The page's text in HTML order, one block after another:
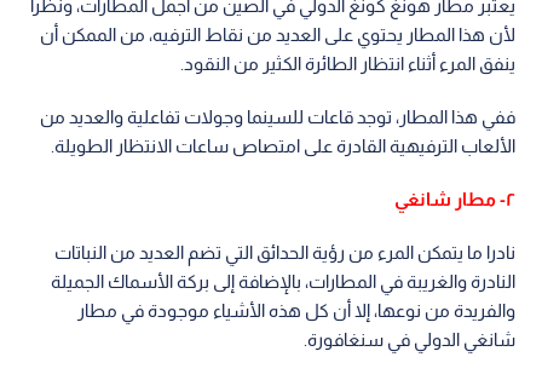
يعتبر مطار هونغ كونغ الدولي في الصين من أجمل المطارات، ونظرا
لأن هذا المطار يحتوي على العديد من نقاط الترفيه، من الممكن أن
ينفق المرء أثناء انتظار الطائرة الكثير من النقود.
ففي هذا المطار، توجد قاعات للسينما وجولات تفاعلية والعديد من
الألعاب الترفيهية القادرة على امتصاص ساعات الانتظار الطويلة.
٢- مطار شانغي
نادرا ما يتمكن المرء من رؤية الحدائق التي تضم العديد من النباتات
النادرة والغريبة في المطارات، بالإضافة إلى بركة الأسماك الجميلة
والفريدة من نوعها، إلا أن كل هذه الأشياء موجودة في مطار
شانغي الدولي في سنغافورة.